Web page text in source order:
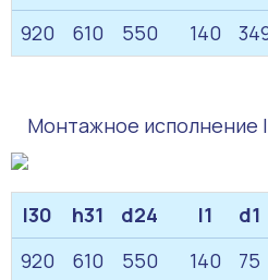
920
610 550 140
Монтажное исполнение
l30 h31 d24 l1 d1
920
610 550 140 75